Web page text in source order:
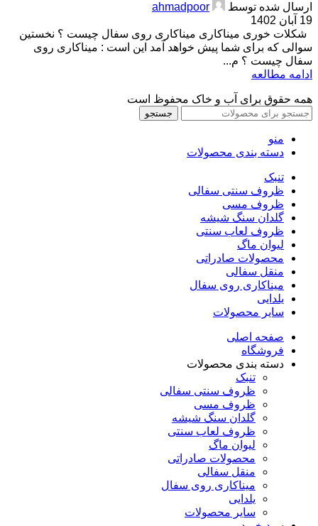
ارسال شده توسط
ahmadpoor
19 آبان 1402
شکلات خوری میناکاری میناکاری روی سفال چیست ؟ نخستین
سوالی که برای شما پیش خواهد آمد این است : میناکاری روی
سفال چیست ؟ م...
ادامه مطالعه
همه حقوق برای آب و خاک محفوظ است
جستجو
منو
دسته بندی محصولات
تنبک
ظروف سنتی سفالی
ظروف مسی
گلدان سنگ شیشه
ظروف لعاب سنتی
لیوان ماگ
محصولات صادراتی
منقل سفالی
میناکاری روی سفال
یلدایی
سایر محصولات
صفحه اصلی
فروشگاه
دسته بندی محصولات
تنبک
ظروف سنتی سفالی
ظروف مسی
گلدان سنگ شیشه
ظروف لعاب سنتی
لیوان ماگ
محصولات صادراتی
منقل سفالی
میناکاری روی سفال
یلدایی
سایر محصولات